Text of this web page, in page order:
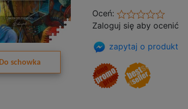
Do schowka
Oceń:
Zaloguj się aby ocenić
zapytaj o produkt